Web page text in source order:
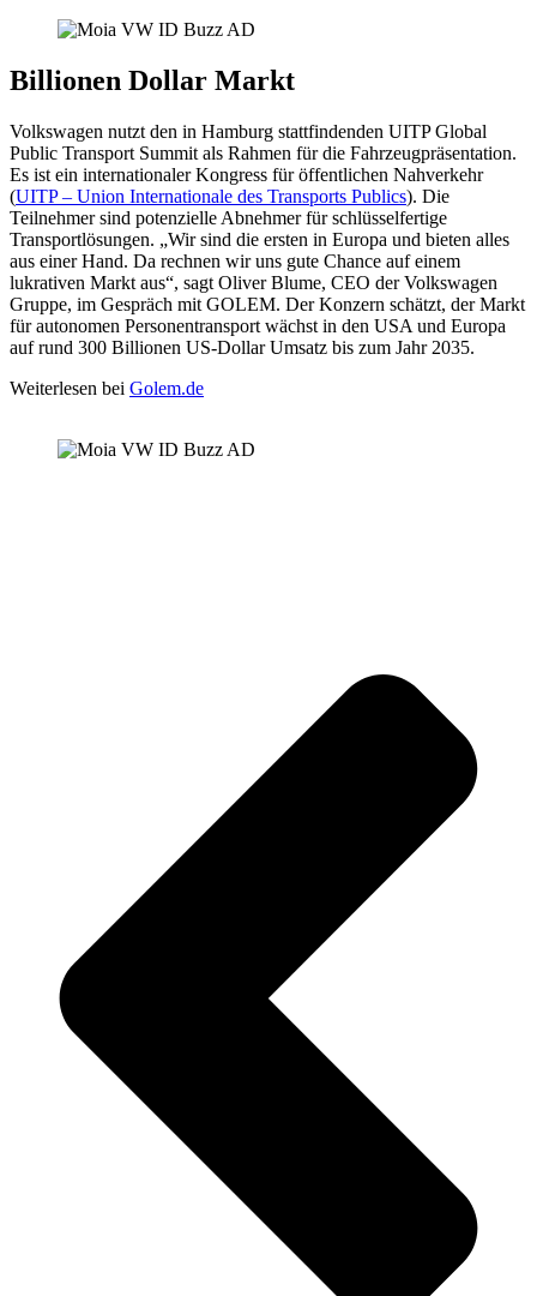
Billionen Dollar Markt
Volkswagen nutzt den in Hamburg stattfindenden UITP Global
Public Transport Summit als Rahmen für die Fahrzeugpräsentation.
Es ist ein internationaler Kongress für öffentlichen Nahverkehr
(UITP – Union Internationale des Transports Publics). Die
Teilnehmer sind potenzielle Abnehmer für schlüsselfertige
Transportlösungen. „Wir sind die ersten in Europa und bieten alles
aus einer Hand. Da rechnen wir uns gute Chance auf einem
lukrativen Markt aus“, sagt Oliver Blume, CEO der Volkswagen
Gruppe, im Gespräch mit GOLEM. Der Konzern schätzt, der Markt
für autonomen Personentransport wächst in den USA und Europa
auf rund 300 Billionen US-Dollar Umsatz bis zum Jahr 2035.
Weiterlesen bei Golem.de